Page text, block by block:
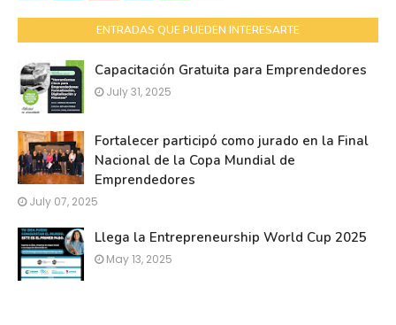
ENTRADAS QUE PUEDEN INTERESARTE
Capacitación Gratuita para Emprendedores
July 31, 2025
Fortalecer participó como jurado en la Final
Nacional de la Copa Mundial de
Emprendedores
July 07, 2025
Llega la Entrepreneurship World Cup 2025
May 13, 2025